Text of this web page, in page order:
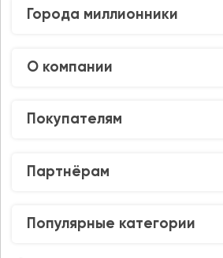
Города миллионники
О компании
Покупателям
Партнёрам
Популярные категории